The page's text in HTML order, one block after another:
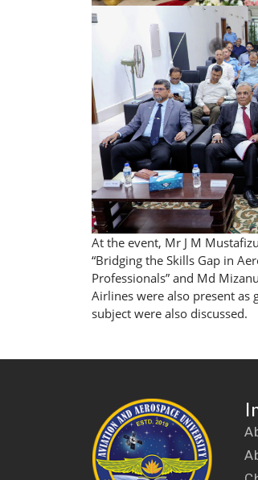
At the event, Mr J M
“Bridging the Skills Gap in
Professionals” and Md
Airlines were also present as
subject were also discussed.